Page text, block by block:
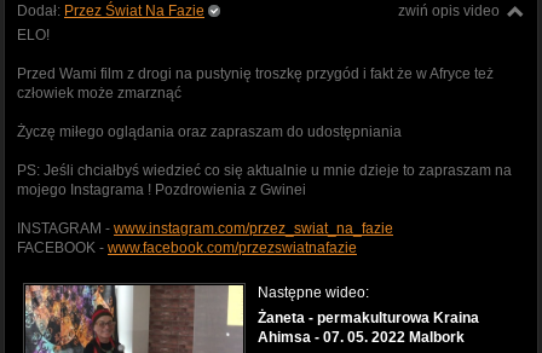
zwiń opis video
Dodał: Przez Świat Na Fazie
ELO!
Przed Wami film z drogi na pustynię troszkę przygód i fakt że w Afryce też
człowiek może zmarznąć
Życzę miłego oglądania oraz zapraszam do udostępniania
PS: Jeśli chciałbyś wiedzieć co się aktualnie u mnie dzieje to zapraszam na
mojego Instagrama ! Pozdrowienia z Gwinei
INSTAGRAM - www.instagram.com/przez_swiat_na_fazie
FACEBOOK - www.facebook.com/przezswiatnafazie
Następne wideo:
Żaneta - permakulturowa Kraina
Ahimsa - 07. 05. 2022 Malbork